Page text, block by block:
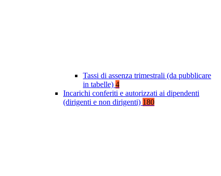
Tassi di assenza trimestrali (da pubblicare
in tabelle) 4
Incarichi conferiti e autorizzati ai dipendenti
(dirigenti e non dirigenti) 180